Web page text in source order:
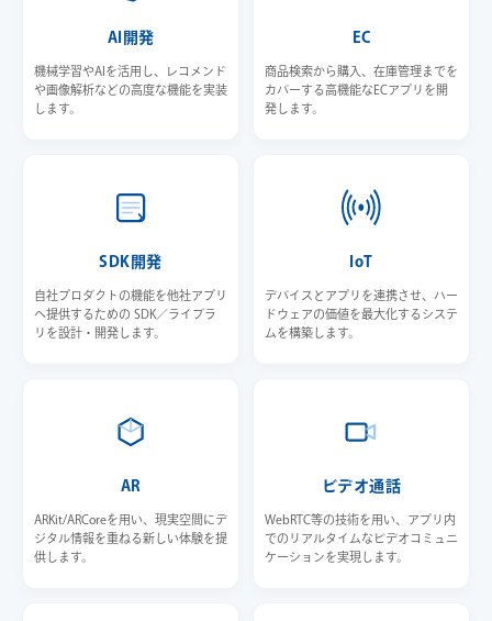
AI開発
機械学習やAIを活用し、レコメンド
や画像解析などの高度な機能を実装
します。
EC
商品検索から購入、在庫管理までを
カバーする高機能なECアプリを開
発します。
SDK開発
自社プロダクトの機能を他社アプリ
へ提供するための SDK／ライブラ
リを設計・開発します。
IoT
デバイスとアプリを連携させ、ハー
ドウェアの価値を最大化するシステ
ムを構築します。
AR
ARKit/ARCoreを用い、現実空間にデ
ジタル情報を重ねる新しい体験を提
供します。
ビデオ通話
WebRTC等の技術を用い、アプリ内
でのリアルタイムなビデオコミュニ
ケーションを実現します。